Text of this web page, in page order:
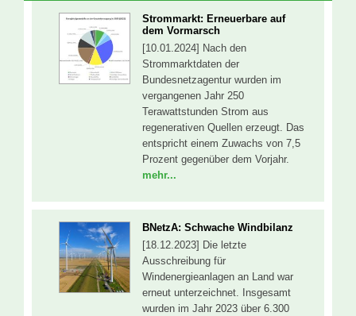
Strommarkt: Erneuerbare auf
dem Vormarsch
[10.01.2024] Nach den
Strommarktdaten der
Bundesnetzagentur wurden im
vergangenen Jahr 250
Terawattstunden Strom aus
regenerativen Quellen erzeugt. Das
entspricht einem Zuwachs von 7,5
Prozent gegenüber dem Vorjahr.
mehr...
BNetzA: Schwache Windbilanz
[18.12.2023] Die letzte
Ausschreibung für
Windenergieanlagen an Land war
erneut unterzeichnet. Insgesamt
wurden im Jahr 2023 über 6.300